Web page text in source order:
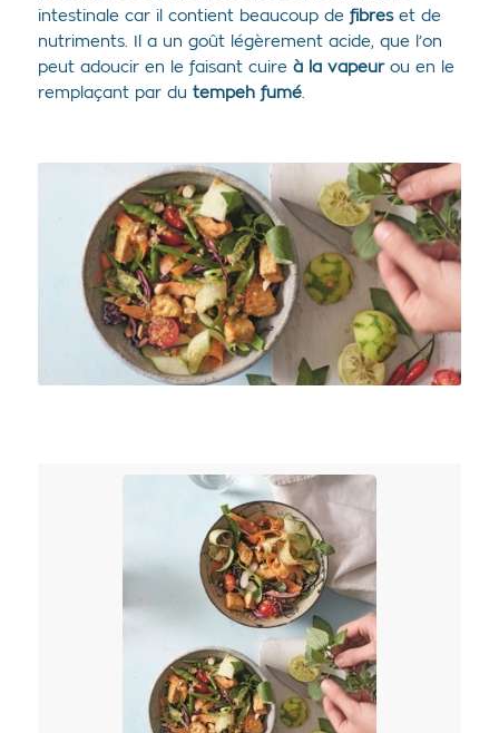
intestinale car il contient beaucoup de fibres et de
nutriments. Il a un goût légèrement acide, que l’on
peut adoucir en le faisant cuire à la vapeurou en le
remplaçant par du tempeh fumé.